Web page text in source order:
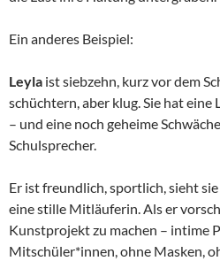
Ein anderes Beispiel:
Leyla ist siebzehn, kurz vor dem
schüchtern, aber klug. Sie hat
– und eine noch geheime
Schulsprecher.
Er ist freundlich, sportlich, sieht sie
eine stille Mitläuferin. Als er
Kunstprojekt zu machen – intime
Mitschüler*innen, ohne Masken,